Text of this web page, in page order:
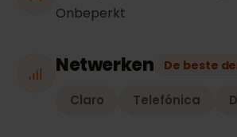
Onbeperkt
Netwerken De beste
Claro Telefónica